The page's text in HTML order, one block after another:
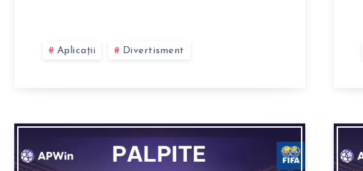
Aplicații Divertisment